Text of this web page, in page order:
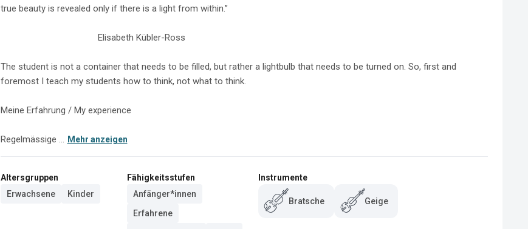
true beauty is revealed only if there is a light from within.”
The student is not a container that needs to be filled, but rather a lightbulb that needs to be turned on. So, first and
foremost I teach my students how to think, not what to think.
Meine Erfahrung / My experience
Regelmässige ... Mehr anzeigen
Altersgruppen
Erwachsene
Kinder
Fähigkeitsstufen
Anfänger*innen
Erfahrene
Instrumente
Bratsche Geige